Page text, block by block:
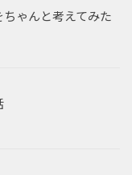
ゃんと考えてみた